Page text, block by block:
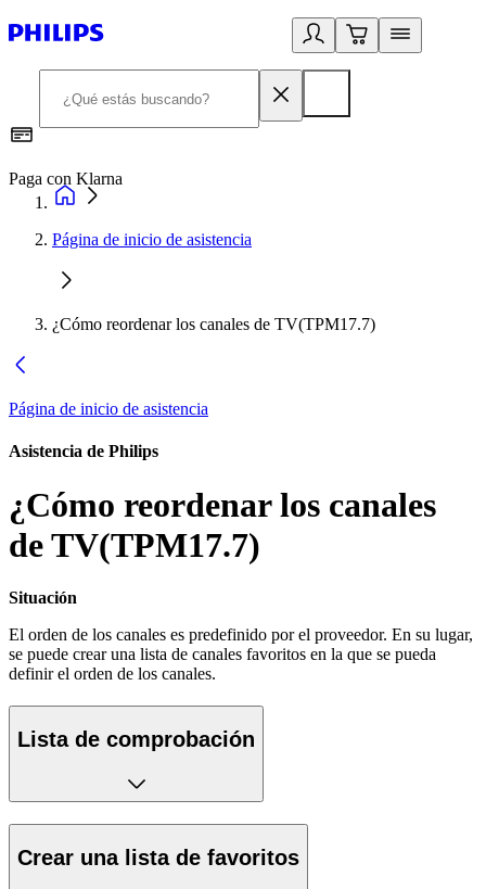
Paga con Klarna
Página de inicio de asistencia
¿Cómo reordenar los canales de TV(TPM17.7)
Página de inicio de asistencia
Asistencia de Philips
¿Cómo reordenar los canales
de TV(TPM17.7)
Situación
El orden de los canales es predefinido por el proveedor. En su lugar,
se puede crear una lista de canales favoritos en la que se pueda
definir el orden de los canales.
Lista de comprobación
Crear una lista de favoritos